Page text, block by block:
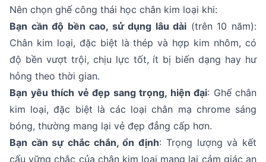
Nên chọn ghế công thái học chân kim loại khi:
Bạn cần độ bền cao, sử dụng lâu dài (trên 10 năm):
Chân kim loại, đặc biệt là thép và hợp kim nhôm, có
độ bền vượt trội, chịu lực tốt, ít bị biến dạng hay hư
hỏng theo thời gian.
Bạn yêu thích vẻ đẹp sang trọng, hiện đại: Ghế chân
kim loại, đặc biệt là các loại chân mạ chrome sáng
bóng, thường mang lại vẻ đẹp đẳng cấp hơn.
Bạn cần sự chắc chắn, ổn định: Trọng lượng và kết
cấu vững chắc của chân kim loại mang lại cảm giác an